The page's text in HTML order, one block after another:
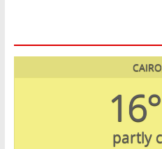
16°
partly